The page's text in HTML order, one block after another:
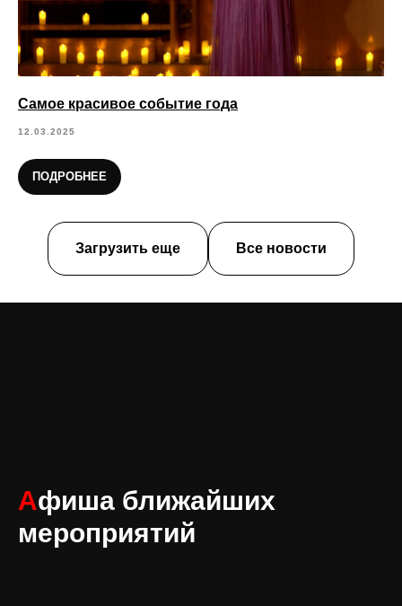
Самое красивое событие года
12.03.2025
ПОДРОБНЕЕ
Загрузить еще Все новости
Афиша ближайших
мероприятий